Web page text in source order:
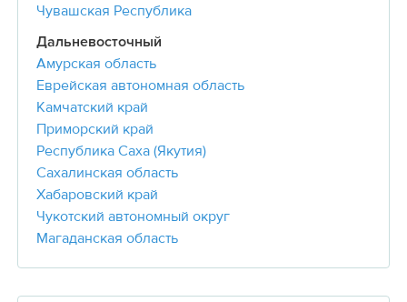
Чувашская Республика
Дальневосточный
Амурская область
Еврейская автономная область
Камчатский край
Приморский край
Республика Саха (Якутия)
Сахалинская область
Хабаровский край
Чукотский автономный округ
Магаданская область